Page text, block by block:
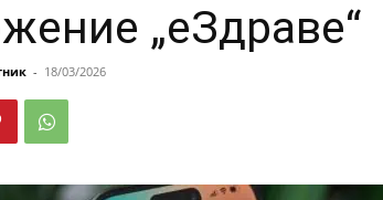
„еЗдраве“
- 18/03/2026